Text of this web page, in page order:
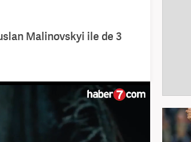
Malinovskyi ile de 3